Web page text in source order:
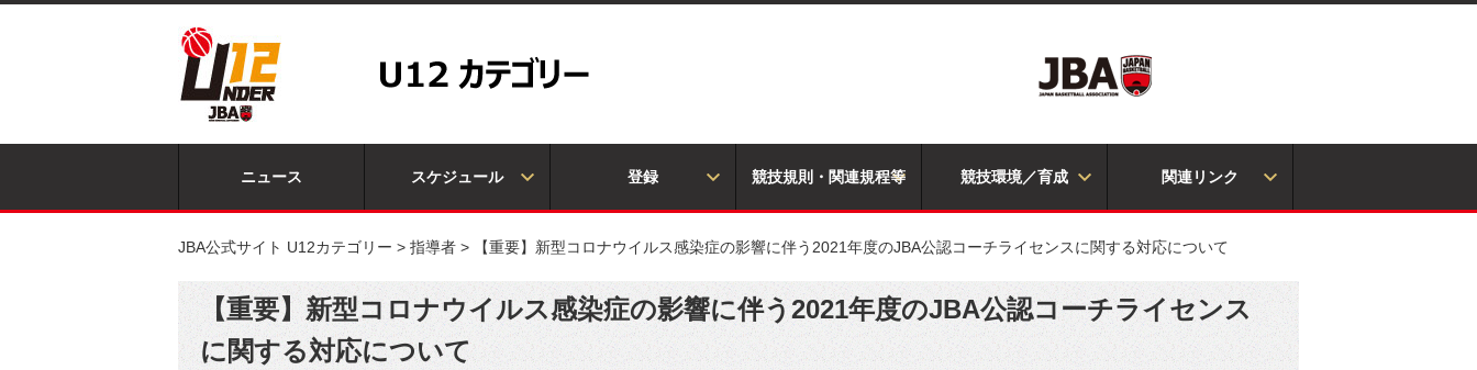
ニュース スケジュール 登録 競技規則・関連規程等 競技環境／育成 関連リンク
JBA公式サイト U12カテゴリー > 指導者 > 【重要】新型コロナウイルス感染症の影響に伴う2021年度のJBA公認コーチライセンスに関する対応について
【重要】新型コロナウイルス感染症の影響に伴う2021年度のJBA公認コーチライセンス
に関する対応について